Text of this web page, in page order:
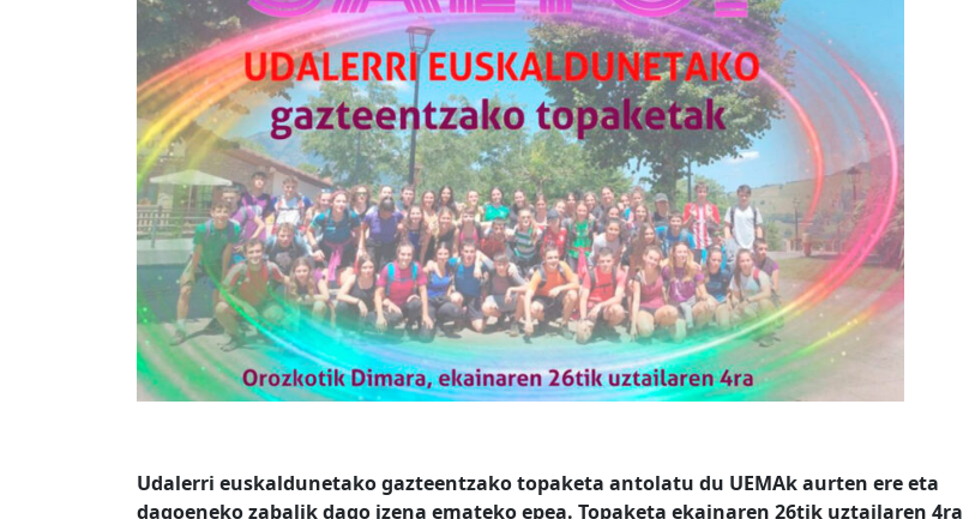
Udalerri euskaldunetako gazteentzako topaketa antolatu du UEMAk aurten ere eta
dagoeneko zabalik dago izena emateko epea. Topaketa ekainaren 26tik uztailaren 4ra